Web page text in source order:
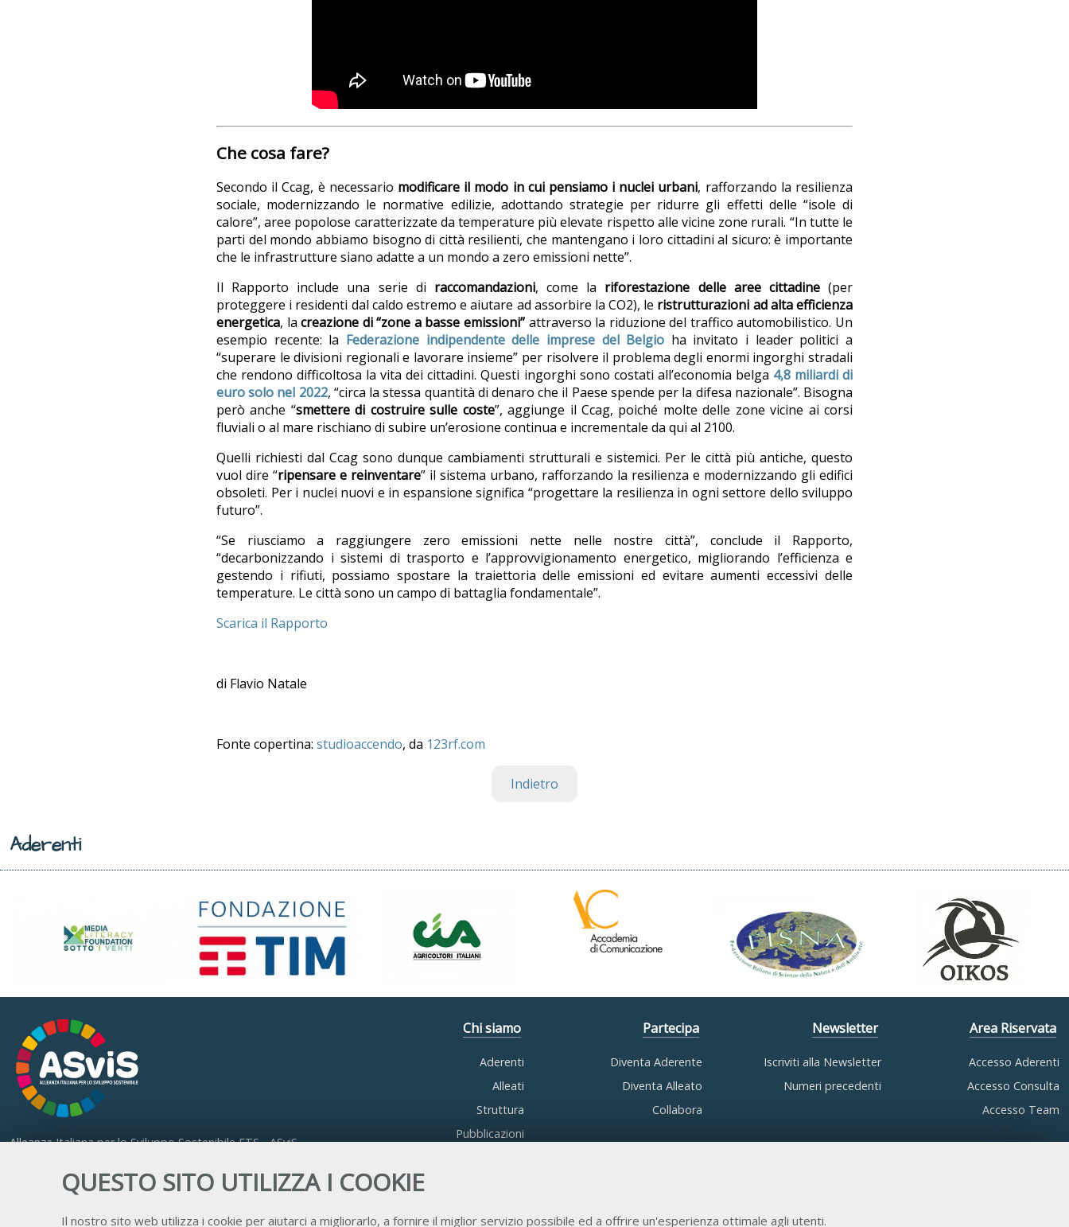
QUESTO SITO UTILIZZA I COOKIE
Il nostro sito web utilizza i cookie per aiutarci a migliorarlo, a fornire il miglior servizio possibile ed a offrire un'esperienza ottimale agli utenti.
Che cosa fare?
Secondo il Ccag, è necessario modificare il modo in cui pensiamo i nuclei urbani, rafforzando la resilienza
sociale, modernizzando le normative edilizie, adottando strategie per ridurre gli effetti delle “isole di
calore”, aree popolose caratterizzate da temperature più elevate rispetto alle vicine zone rurali. “In tutte le
parti del mondo abbiamo bisogno di città resilienti, che mantengano i loro cittadini al sicuro: è importante
che le infrastrutture siano adatte a un mondo a zero emissioni nette”.
Il Rapporto include una serie di raccomandazioni, come la riforestazione delle aree cittadine(per
proteggere i residenti dal caldo estremo e aiutare ad assorbire la CO2), le ristrutturazioni ad alta efficienza
energetica, lacreazione di “zone a basse emissioni” attraverso la riduzione del traffico automobilistico. Un
esempio recente: la Federazione indipendente delle imprese del Belgio ha invitato i leader politici a
“superare le divisioni regionali e lavorare insieme” per risolvere il problema degli enormi ingorghi stradali
che rendono difficoltosa la vita dei cittadini. Questi ingorghi sono costati all’economia belga 4,8 miliardi di
euro solo nel 2022, “circa la stessa quantità di denaro che il Paese spende per la difesa nazionale”. Bisogna
però anche “smettere di costruire sulle coste”, aggiunge il Ccag, poiché molte delle zone vicine ai corsi
fluviali o al mare rischiano di subire un’erosione continua e incrementale da qui al 2100.
Quelli richiesti dal Ccag sono dunque cambiamenti strutturali e sistemici. Per le città più antiche, questo
vuol dire “ripensare e reinventare” il sistema urbano, rafforzando la resilienza e modernizzando gli edifici
obsoleti. Per i nuclei nuovi e in espansione significa “progettare la resilienza in ogni settore dello sviluppo
futuro”.
“Se riusciamo a raggiungere zero emissioni nette nelle nostre città”, conclude il Rapporto,
“decarbonizzando i sistemi di trasporto e l’approvvigionamento energetico, migliorando l’efficienza e
gestendo i rifiuti, possiamo spostare la traiettoria delle emissioni ed evitare aumenti eccessivi delle
temperature. Le città sono un campo di battaglia fondamentale”.
Scarica il Rapporto
di Flavio Natale
Fonte copertina: studioaccendo, da 123rf.com
Indietro
Aderenti
Alleanza Italiana per lo Sviluppo Sostenibile ETS - ASviS
C.F. 97893090585 P.IVA 14610671001
Chi siamo
Aderenti
Alleati
Struttura
Pubblicazioni
Partecipa
Diventa Aderente
Diventa Alleato
Collabora
Newsletter
Iscriviti alla Newsletter
Numeri precedenti
Area Riservata
Accesso Aderenti
Accesso Consulta
Accesso Team